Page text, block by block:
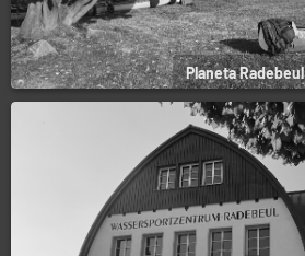
Planeta Radebeul